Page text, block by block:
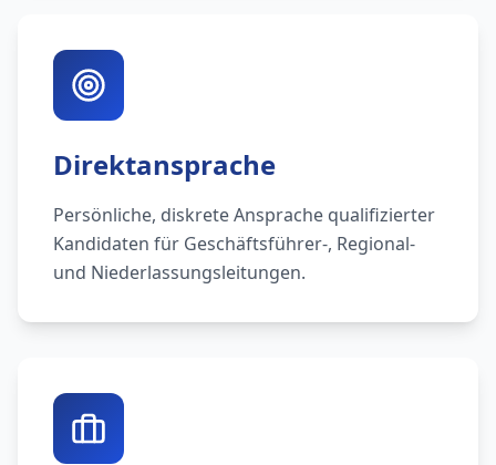
Direktansprache
Persönliche, diskrete Ansprache qualifizierter
Kandidaten für Geschäftsführer-, Regional-
und Niederlassungsleitungen.